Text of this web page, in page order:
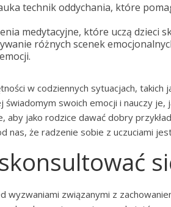
technik oddychania, które
medytacyjne, które uczą dzieci
różnych scenek
w codziennych sytuacjach, takich
świadomym swoich emocji i nauczy je,
aby jako rodzice dawać dobry
nas, że radzenie sobie z uczuciami
wyzwaniami związanymi z